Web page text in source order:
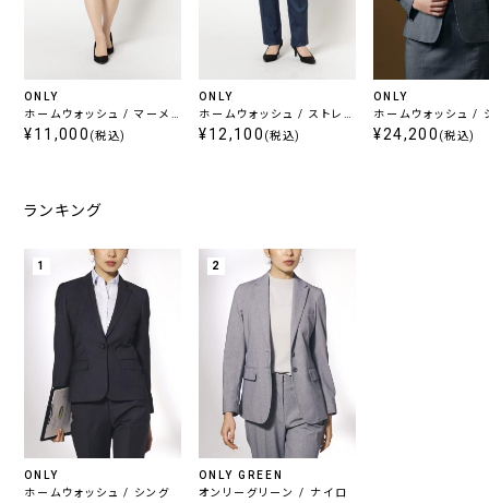
ONLY
ホームウォッシュ / マーメ
イドスカート ネイビー 無地
¥11,000 (税込)
ONLY
ホームウォッシュ / ストレ
ートパンツ ネイビー 無地
¥12,100 (税込)
ONLY
ホームウォッシュ /
ルジャケット ライト
¥24,200 (税込)
ランキング
1
ONLY
ホームウォッシュ / シング
2
ONLY GREEN
オンリーグリーン / ナイロ